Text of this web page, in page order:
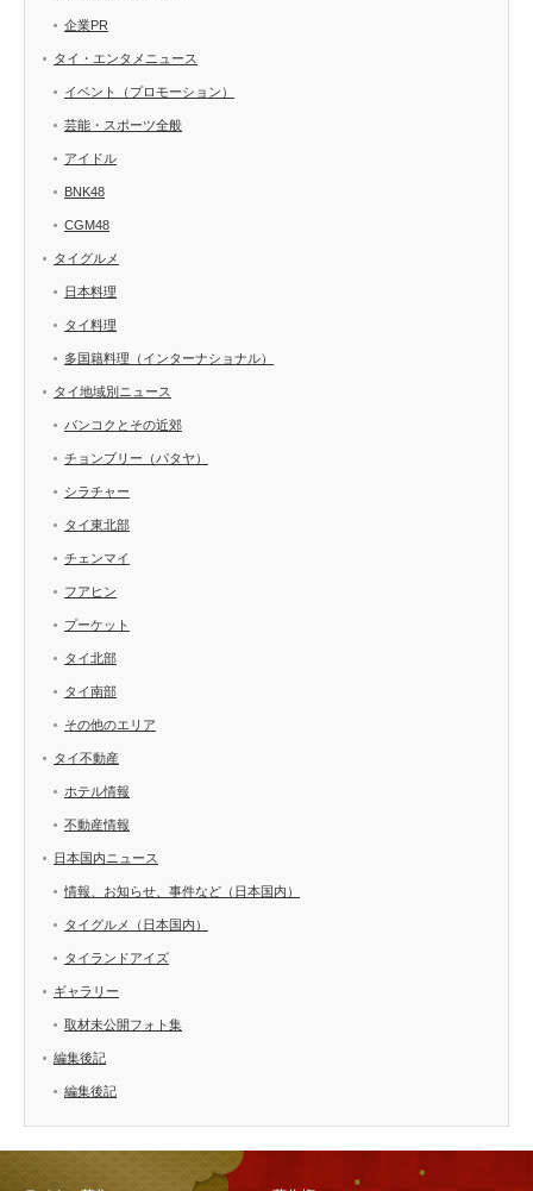
企業PR
タイ・エンタメニュース
イベント（プロモーション）
芸能・スポーツ全般
アイドル
BNK48
CGM48
タイグルメ
日本料理
タイ料理
多国籍料理（インターナショナル）
タイ地域別ニュース
バンコクとその近郊
チョンブリー（パタヤ）
シラチャー
タイ東北部
チェンマイ
フアヒン
プーケット
タイ北部
タイ南部
その他のエリア
タイ不動産
ホテル情報
不動産情報
日本国内ニュース
情報、お知らせ、事件など（日本国内）
タイグルメ（日本国内）
タイランドアイズ
ギャラリー
取材未公開フォト集
編集後記
編集後記